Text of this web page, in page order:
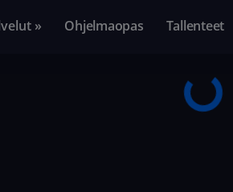
» Ohjelmaopas Tallenteet